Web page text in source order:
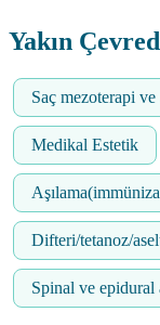
Yakın
Saç mezoterapi ve
Medikal Estetik
Difteri/tetanoz/
Spinal ve epidural